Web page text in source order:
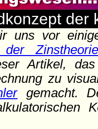
der
uns vor
der
Artikel,
zu
gemacht.